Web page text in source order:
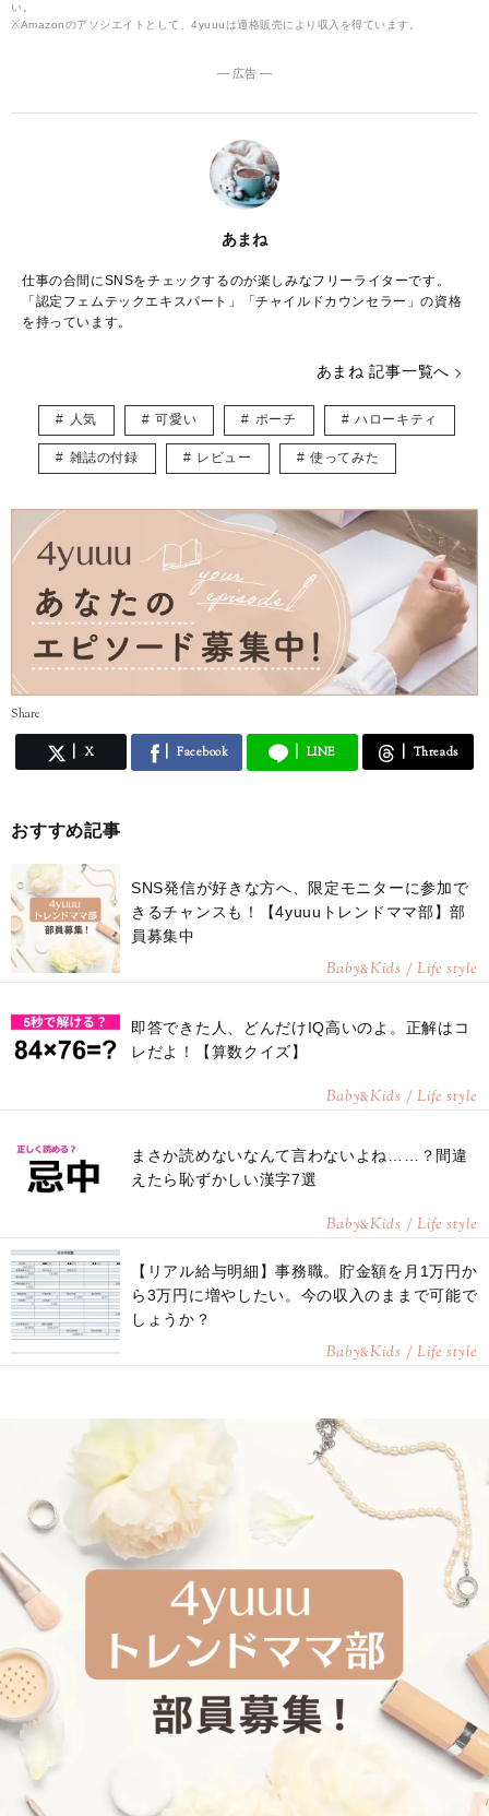
い。
※Amazonのアソシエイトとして、4yuuuは適格販売により収入を得ています。
― 広告 ―
あまね
仕事の合間にSNSをチェックするのが楽しみなフリーライターです。
「認定フェムテックエキスパート」「チャイルドカウンセラー」の資格
を持っています。
あまね 記事一覧へ
人気 可愛い ポーチ ハローキティ
雑誌の付録 レビュー 使ってみた
Share
X Facebook LINE Threads
おすすめ記事
SNS発信が好きな方へ、限定モニターに参加で
きるチャンスも！【4yuuuトレンドママ部】部
員募集中
Baby&Kids / Life style
即答できた人、どんだけIQ高いのよ。正解はコ
レだよ！【算数クイズ】
Baby&Kids / Life style
まさか読めないなんて言わないよね……？間違
えたら恥ずかしい漢字7選
Baby&Kids / Life style
【リアル給与明細】事務職。貯金額を月1万円か
ら3万円に増やしたい。今の収入のままで可能で
しょうか？
Baby&Kids / Life style